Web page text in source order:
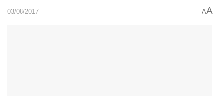
03/08/2017 AA